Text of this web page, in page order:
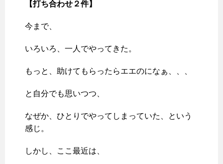
【打ち合わせ２件】
今まで、
いろいろ、一人でやってきた。
もっと、助けてもらったらエエのになぁ、、、
と自分でも思いつつ、
なぜか、ひとりでやってしまっていた、という
感じ。
しかし、ここ最近は、